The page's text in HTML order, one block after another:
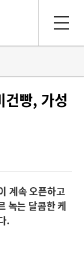
빵, 가성
계속 오픈하고
녹는 달콤한 케
.